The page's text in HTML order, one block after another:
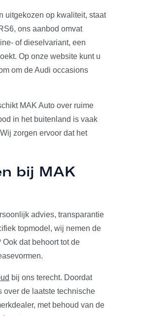
uitgekozen op kwaliteit, staat
ons aanbod omvat
of dieselvariant, een
Op onze website kunt u
om de Audi occasions
MAK Auto over ruime
in het buitenland is vaak
zorgen ervoor dat het
bij MAK
advies, transparantie
topmodel, wij nemen de
dat behoort tot de
bij ons terecht. Doordat
over de laatste technische
met behoud van de